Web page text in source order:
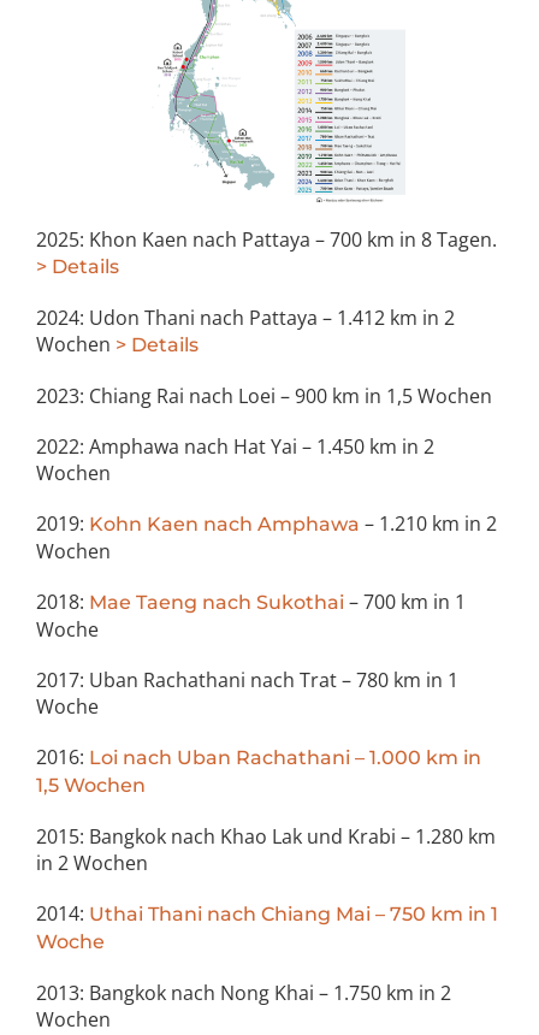
2025: Khon Kaen nach Pattaya – 700 km in 8 Tagen.
> Details
2024: Udon Thani nach Pattaya – 1.412 km in 2
Wochen > Details
2023: Chiang Rai nach Loei – 900 km in 1,5 Wochen
2022: Amphawa nach Hat Yai – 1.450 km in 2
Wochen
2019: Kohn Kaen nach Amphawa – 1.210 km in 2
Wochen
2018: Mae Taeng nach Sukothai – 700 km in 1
Woche
2017: Uban Rachathani nach Trat – 780 km in 1
Woche
2016: Loi nach Uban Rachathani – 1.000 km in
1,5 Wochen
2015: Bangkok nach Khao Lak und Krabi – 1.280 km
in 2 Wochen
2014: Uthai Thani nach Chiang Mai – 750 km in 1
Woche
2013: Bangkok nach Nong Khai – 1.750 km in 2
Wochen